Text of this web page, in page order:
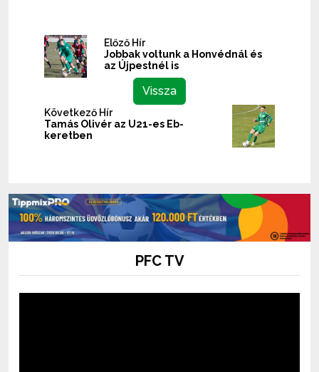
Előző Hír
Jobbak voltunk a Honvédnál és
az Újpestnél is
Vissza
Következő Hír
Tamás Olivér az U21-es Eb-
keretben
PFC TV